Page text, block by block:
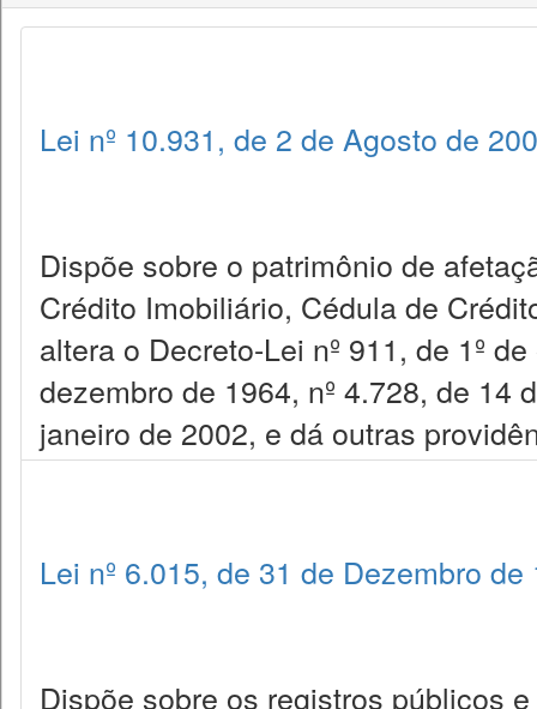
Lei nº 10.931, de 2 de Agosto de
Dispõe sobre o patrimônio de
Crédito Imobiliário, Cédula de
altera o Decreto-Lei nº 911, de 1º
dezembro de 1964, nº 4.728, de 14
janeiro de 2002, e dá outras
Lei nº 6.015, de 31 de Dezembro de
Dispõe sobre os registros públicos